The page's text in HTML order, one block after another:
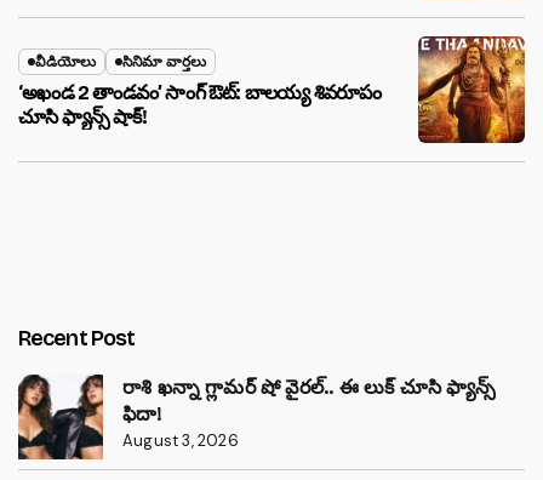
వీడియోలు సినిమా వార్తలు
‘అఖండ 2 తాండవం’ సాంగ్ ఔట్: బాలయ్య శివరూపం
చూసి ఫ్యాన్స్ షాక్!
Recent Post
రాశి ఖన్నా గ్లామర్ షో వైరల్.. ఈ లుక్ చూసి ఫ్యాన్స్
ఫిదా!
August 3, 2026